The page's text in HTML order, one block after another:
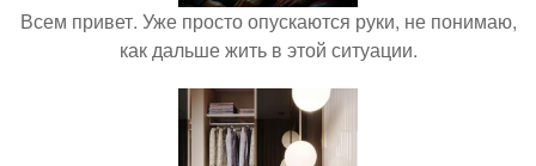
Всем привет. Уже просто опускаются руки, не понимаю,
как дальше жить в этой ситуации.